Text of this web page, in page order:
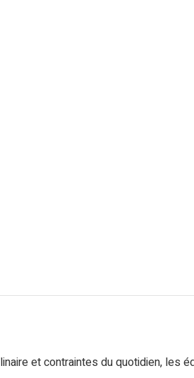
et contraintes du quotidien, les